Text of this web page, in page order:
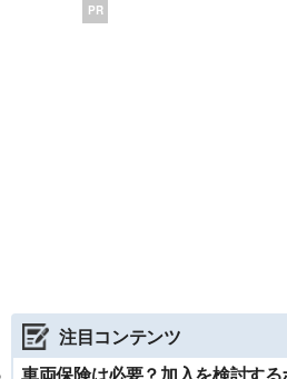
PR
注目コンテンツ